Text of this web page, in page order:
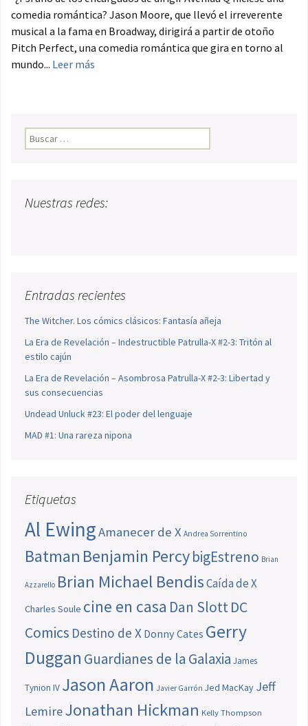
comedia romántica? Jason Moore, que llevó el irreverente
musical a la fama en Broadway, dirigirá a partir de otoño
Pitch Perfect, una comedia romántica que gira en torno al
mundo... Leer más
Buscar:
Nuestras redes:
Entradas recientes
The Witcher. Los cómics clásicos: Fantasía añeja
La Era de Revelación – Indestructible Patrulla-X #2-3: Tritón al
estilo cajún
La Era de Revelación – Asombrosa Patrulla-X #2-3: Libertad y
sus consecuencias
Undead Unluck #23: El poder del lenguaje
MAD #1: Una rareza nipona
Etiquetas
Al EwingAmanecer de X Andrea Sorrentino
Batman Benjamin PercybigEstreno Brian
Azzarello Brian Michael BendisCaída de X
Charles Soule cine en casa Dan SlottDC
Comics Destino de X Donny Cates Gerry
Duggan Guardianes de la Galaxia James
Tynion IV Jason Aaron Javier Garrón Jed MacKay Jeff
LemireJonathan Hickman Kelly Thompson